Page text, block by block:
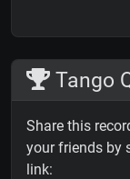
Tango
Share this
your friends by
link: